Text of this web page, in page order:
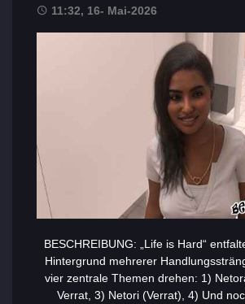
11:32, 16- Mai-2026
BESCHREIBUNG: „Life is Hard“
Hintergrund mehrerer
vier zentrale Themen drehen: 1)
Verrat, 3) Netori (Verrat), 4) Und